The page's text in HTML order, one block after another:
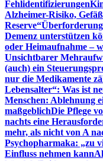
Fehlidentifizierungen
Alzheimer-Risiko,
Reserve“
Demenz unterstützen
oder Heimaufnahme –
Unsichtbarer
(auch) ein
nur die Medikamente
Lebensalter“: Was ist
Menschen: Ablehnung
maßgeblichDie Pflege
nachts eine
mehr, als nicht von A
Psychopharmaka: „zu
Einfluss nehmen kann